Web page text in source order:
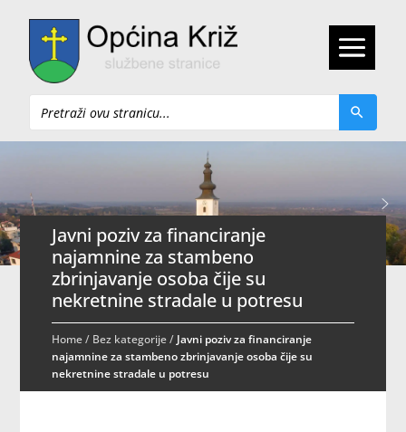
Pretraži
Javni poziv za financiranje
najamnine za stambeno
zbrinjavanje osoba čije su
nekretnine stradale u potresu
Home/ Bez kategorije/ Javni poziv za financiranje
najamnine za stambeno zbrinjavanje osoba čije su
nekretnine stradale u potresu